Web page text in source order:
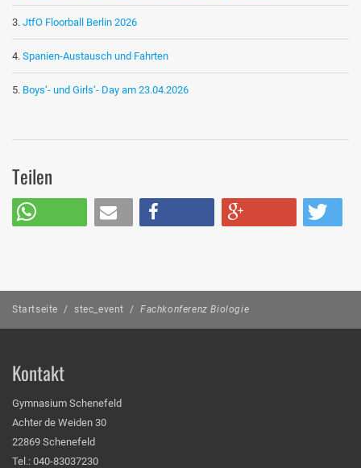
JtfO Floorball Berlin 2026
Spanien-Austausch und Fahrten
Boys‘- und Girls‘- Day am 23.04.2026
Teilen
Startseite / stec_event / Fachkonferenz Biologie
Kontakt
Gymnasium Schenefeld
Achter de Weiden 30
22869 Schenefeld
Tel.: 040-83037230